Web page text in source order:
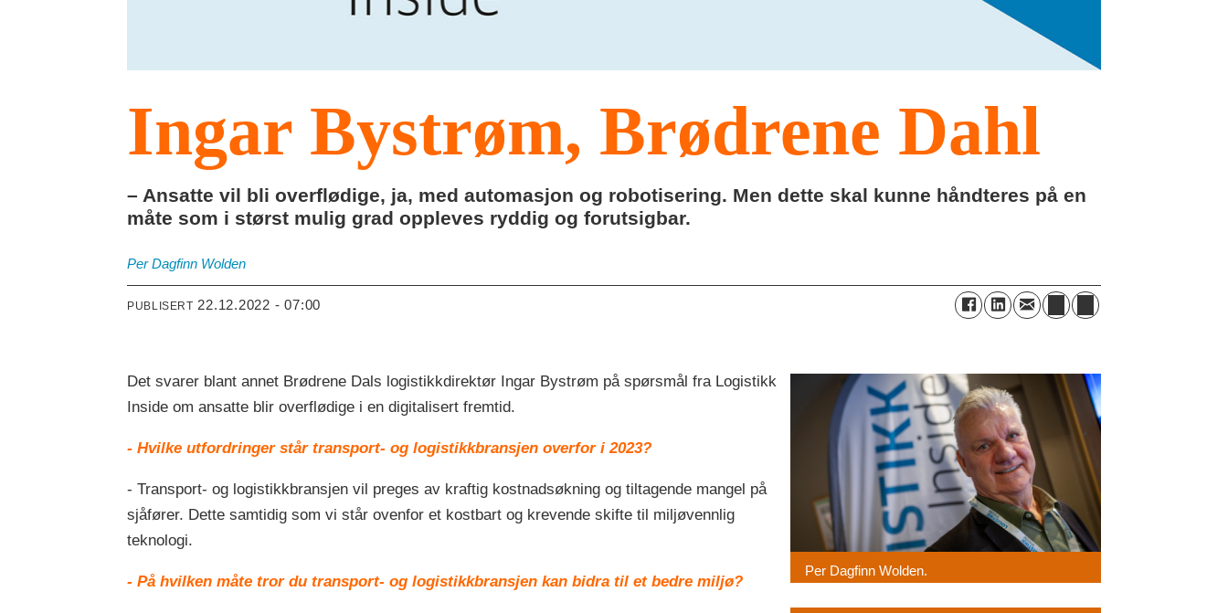
Ingar Bystrøm, Brødrene Dahl
– Ansatte vil bli overflødige, ja, med automasjon og robotisering. Men dette skal kunne håndteres på en
måte som i størst mulig grad oppleves ryddig og forutsigbar.
Per Dagfinn Wolden
PUBLISERT 22.12.2022 - 07:00
Per Dagfinn Wolden.
Det svarer blant annet Brødrene Dals logistikkdirektør Ingar Bystrøm på spørsmål fra Logistikk
Inside om ansatte blir overflødige i en digitalisert fremtid.
- Hvilke utfordringer står transport- og logistikkbransjen overfor i 2023?
- Transport- og logistikkbransjen vil preges av kraftig kostnadsøkning og tiltagende mangel på
sjåfører. Dette samtidig som vi står ovenfor et kostbart og krevende skifte til miljøvennlig
teknologi.
- På hvilken måte tror du transport- og logistikkbransjen kan bidra til et bedre miljø?